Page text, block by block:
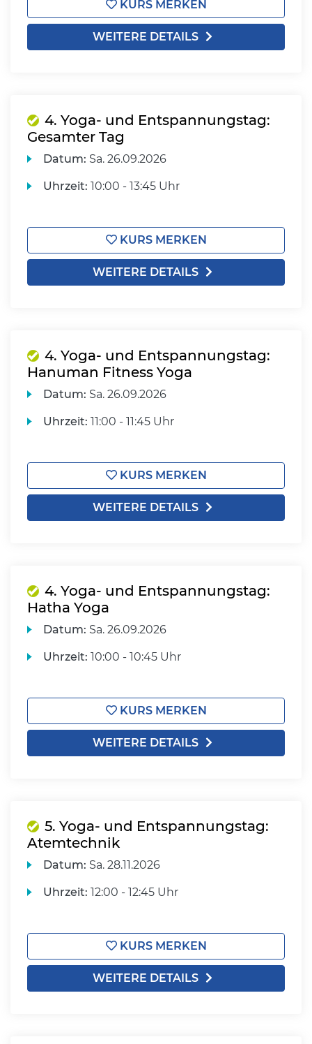
KURS MERKEN
WEITERE DETAILS
4. Yoga- und Entspannungstag:
Gesamter Tag
Datum: Sa. 26.09.2026
Uhrzeit: 10:00 - 13:45 Uhr
KURS MERKEN
WEITERE DETAILS
4. Yoga- und Entspannungstag:
Hanuman Fitness Yoga
Datum: Sa. 26.09.2026
Uhrzeit: 11:00 - 11:45 Uhr
KURS MERKEN
WEITERE DETAILS
4. Yoga- und Entspannungstag:
Hatha Yoga
Datum: Sa. 26.09.2026
Uhrzeit: 10:00 - 10:45 Uhr
KURS MERKEN
WEITERE DETAILS
5. Yoga- und Entspannungstag:
Atemtechnik
Datum: Sa. 28.11.2026
Uhrzeit: 12:00 - 12:45 Uhr
KURS MERKEN
WEITERE DETAILS